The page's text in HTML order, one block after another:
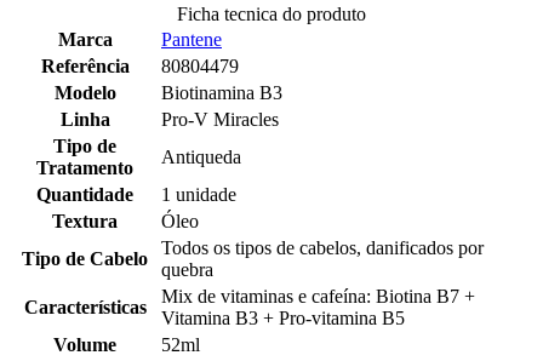
Ficha tecnica do produto
Marca
Pantene
Referência
80804479
Modelo
Biotinamina B3
Linha
Pro-V Miracles
Tipo de
Tratamento
Antiqueda
Quantidade
1 unidade
Textura
Óleo
Tipo de Cabelo
Todos os tipos de cabelos, danificados por
quebra
Características
Mix de vitaminas e cafeína: Biotina B7 +
Vitamina B3 + Pro-vitamina B5
Volume
52ml